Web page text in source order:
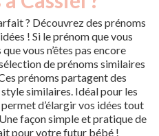
? Découvrez des prénoms
! Si le prénom que vous
vous n’êtes pas encore
de prénoms similaires
prénoms partagent des
similaires. Idéal pour les
d’élargir vos idées tout
façon simple et pratique de
pour votre futur bébé !